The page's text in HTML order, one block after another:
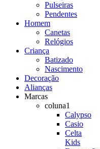
Pulseiras
Pendentes
Homem
Canetas
Relógios
Criança
Batizado
Nascimento
Decoração
Alianças
Marcas
coluna1
Calypso
Casio
Celta
Kids